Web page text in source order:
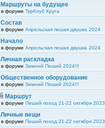
Маршруты на будущее
в форуме ТурКлуб Круга
Состав
в форуме Апрельская пешая двушка 2024
Начало
в форуме Апрельская пешая двушка 2024
Личная раскладка
в форуме Зимний Пеший 2024!!!
Общественное оборудование
в форуме Зимний Пеший 2024!!!
Маршрут
в форуме Пеший поход 21-22 октября 2023
Личные вещи
в форуме Пеший поход 21-22 октября 2023